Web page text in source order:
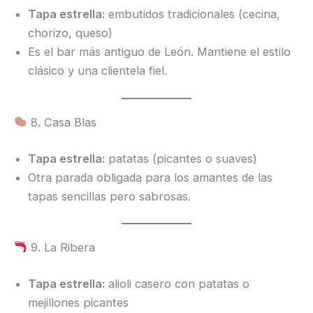
Tapa estrella: embutidos tradicionales (cecina,
chorizo, queso)
Es el bar más antiguo de León. Mantiene el estilo
clásico y una clientela fiel.
8. Casa Blas
Tapa estrella: patatas (picantes o suaves)
Otra parada obligada para los amantes de las
tapas sencillas pero sabrosas.
9. La Ribera
Tapa estrella: alioli casero con patatas o
mejillones picantes